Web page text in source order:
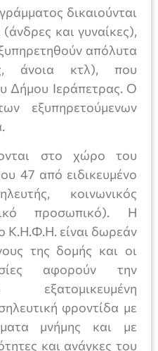
δικαιούνται
και γυναίκες),
απόλυτα
άνοια κτλ), που
Δήμου Ιεράπετρας. Ο
εξυπηρετούμενων
στο χώρο του
47 από ειδικευμένο
κοινωνικός
προσωπικό). Η
Κ.Η.Φ.Η. είναι δωρεάν
της δομής και οι
αφορούν την
φροντίδα με
μνήμης και με
και ανάγκες του